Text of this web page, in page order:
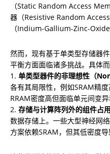
（Static Random Access
器（Resistive Random
（Indium-Gallium-Zinc-Oxide,
然而，现有基于单类型存储器
平衡方面面临诸多挑战。具体而
1. 单类型器件的非理想性（
各有其局限性，例如SRAM精
RRAM密度高但面临单元间变
2. 存储与计算阵列外的组件占
数据存储上。一些大型神经网
方案依赖SRAM，但其低密度